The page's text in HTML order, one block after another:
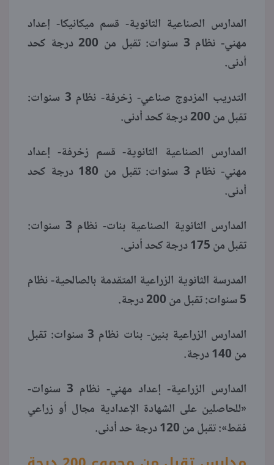
المدارس الصناعية الثانوية- قسم ميكانيكا- إعداد
مهني- نظام 3 سنوات: تقبل من 200 درجة كحد
أدنى.
التدريب المزدوج صناعي- زخرفة- نظام 3 سنوات:
تقبل من 200 درجة كحد أدنى.
المدارس الصناعية الثانوية- قسم زخرفة- إعداد
مهني- نظام 3 سنوات: تقبل من 180 درجة كحد
أدنى.
المدارس الثانوية الصناعية بنات- نظام 3 سنوات:
تقبل من 175 درجة كحد أدنى.
المدرسة الثانوية الزراعية المتقدمة بالصالحية- نظام
5 سنوات: تقبل من 200 درجة.
المدارس الزراعية بنين- بنات نظام 3 سنوات: تقبل
من 140 درجة.
المدارس الزراعية- إعداد مهني- نظام 3 سنوات-
«للحاصلين على الشهادة الإعدادية مجال أو زراعي
فقط»: تقبل من 120 درجة حد أدنى.